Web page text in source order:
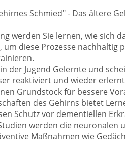
Schmied" - Das ältere
werden Sie lernen, wie sich
um diese Prozesse
der Jugend Gelernte und
reaktiviert und wieder
Grundstock für bessere
des Gehirns bietet
Schutz vor dementiellen
werden die neuronalen
Maßnahmen wie